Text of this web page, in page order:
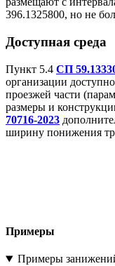
396.1325800, но не
Доступная среда
Пункт 5.4 СП
организации
проезжей части
размеры и
70716-2023
ширину понижения
Примеры
Примеры